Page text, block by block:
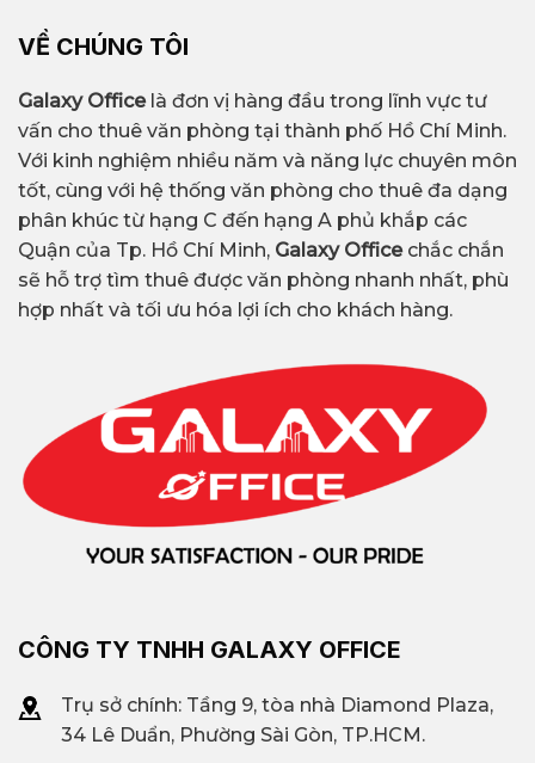
VỀ CHÚNG TÔI
Galaxy Officelà đơn vị hàng đầu trong lĩnh vực tư
vấn cho thuê văn phòng tại thành phố Hồ Chí Minh.
Với kinh nghiệm nhiều năm và năng lực chuyên môn
tốt, cùng với hệ thống văn phòng cho thuê đa dạng
phân khúc từ hạng C đến hạng A phủ khắp các
Quận của Tp. Hồ Chí Minh, Galaxy Office chắc chắn
sẽ hỗ trợ tìm thuê được văn phòng nhanh nhất, phù
hợp nhất và tối ưu hóa lợi ích cho khách hàng.
CÔNG TY TNHH GALAXY OFFICE
Trụ sở chính: Tầng 9, tòa nhà Diamond Plaza,
34 Lê Duẩn, Phường Sài Gòn, TP.HCM.